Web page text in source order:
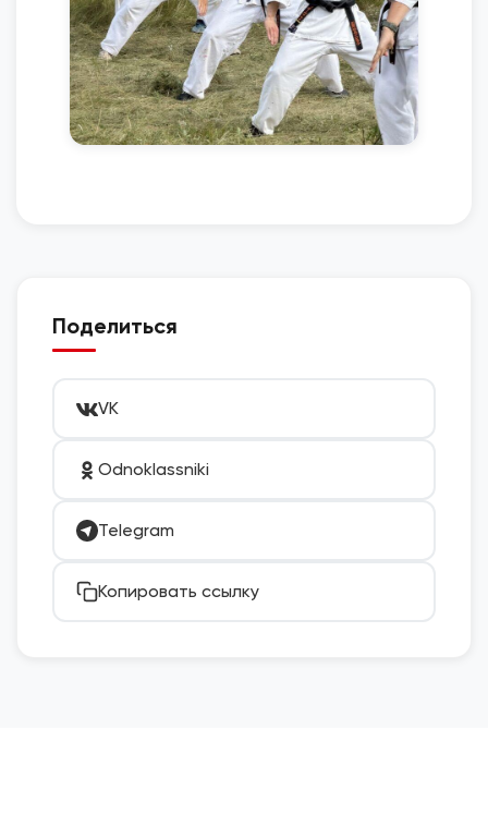
Поделиться
VK
Odnoklassniki
Telegram
Копировать ссылку